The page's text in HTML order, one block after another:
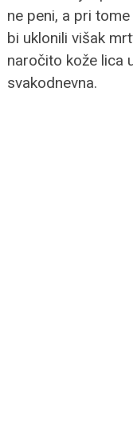
ne peni, a pri
bi uklonili višak
naročito kože lica
svakodnevna.